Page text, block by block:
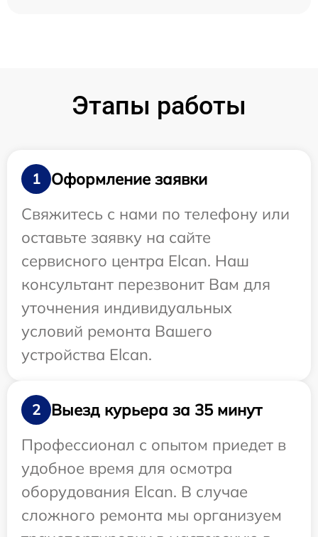
Этапы работы
1
Оформление заявки
Свяжитесь с нами по телефону или
оставьте заявку на сайте
сервисного центра Elcan. Наш
консультант перезвонит Вам для
уточнения индивидуальных
условий ремонта Вашего
устройства Elcan.
2
Выезд курьера за 35 минут
Профессионал с опытом приедет в
удобное время для осмотра
оборудования Elcan. В случае
сложного ремонта мы организуем